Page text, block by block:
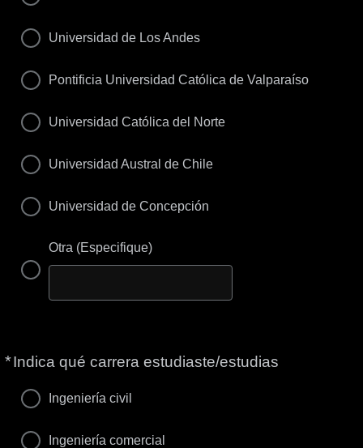
Universidad de Los Andes
Pontificia Universidad Católica de Valparaíso
Universidad Católica del Norte
Universidad Austral de Chile
Universidad de Concepción
Otra (Especifique)
*Indica qué carrera estudiaste/estudias
Obligatorio
Ingeniería civil
Ingeniería comercial